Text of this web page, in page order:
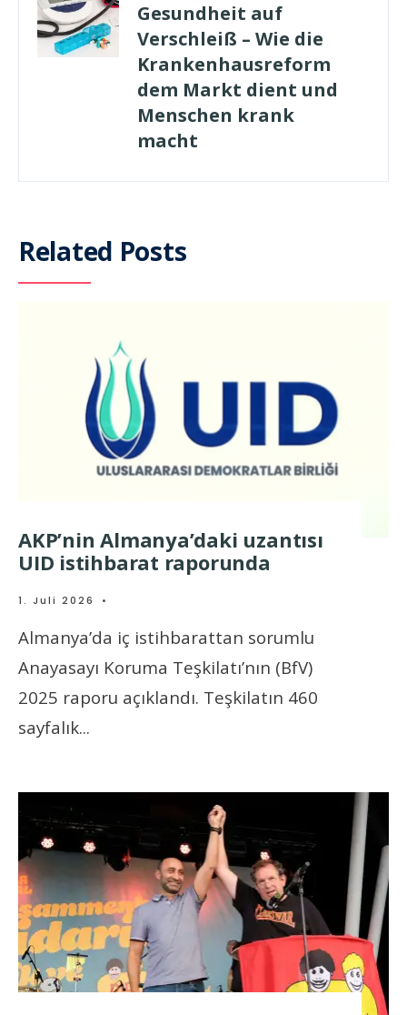
Gesundheit auf
Verschleiß – Wie die
Krankenhausreform
dem Markt dient und
Menschen krank
macht
Related Posts
AKP’nin Almanya’daki uzantısı
UID istihbarat raporunda
1. Juli 2026 •
Almanya’da iç istihbarattan sorumlu
Anayasayı Koruma Teşkilatı’nın (BfV)
2025 raporu açıklandı. Teşkilatın 460
sayfalık...